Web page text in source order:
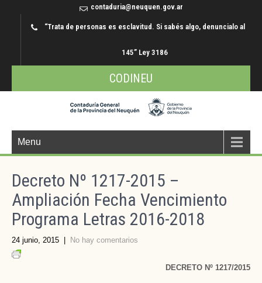
contaduria@neuquen.gov.ar
“Trata de personas es esclavitud. Si sabés algo, denuncialo al
145” Ley 3186
CODINEU
Menu
Decreto Nº 1217-2015 –
Ampliación Fecha Vencimiento
Programa Letras 2016-2018
24 junio, 2015 No hay comentarios
DECRETO Nº 1217/2015